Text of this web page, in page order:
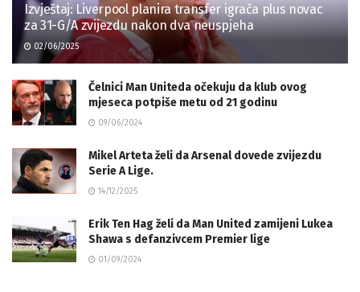
Izvještaj: Liverpool planira transfer igrača plus novac
za 31-G/A zvijezdu nakon dva neuspjeha
02/06/2025
Čelnici Man Uniteda očekuju da klub ovog
mjeseca potpiše metu od 21 godinu
09/06/2024
Mikel Arteta želi da Arsenal dovede zvijezdu
Serie A Lige.
14/12/2025
Erik Ten Hag želi da Man United zamijeni Lukea
Shawa s defanzivcem Premier lige
01/09/2024